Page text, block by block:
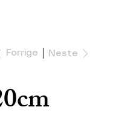
Forrige Neste